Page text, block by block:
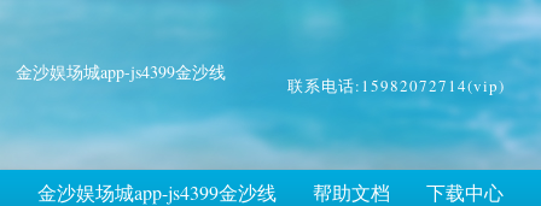
金沙娱场城app-js4399金沙线
联系电话:15982072714(vip)
金沙娱场城app-js4399金沙线 帮助文档 下载中心